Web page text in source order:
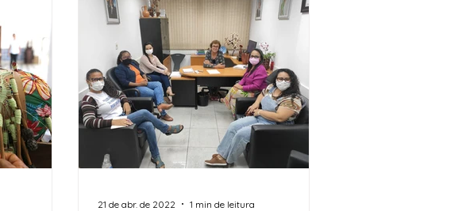
21 de abr. de 2022 1 min de leitura